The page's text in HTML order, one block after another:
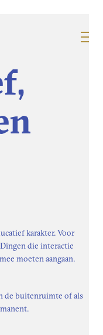
karakter. Voor
die interactie
moeten aangaan.
de buitenruimte of als
2011